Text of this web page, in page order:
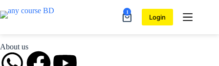
1
Login
About us